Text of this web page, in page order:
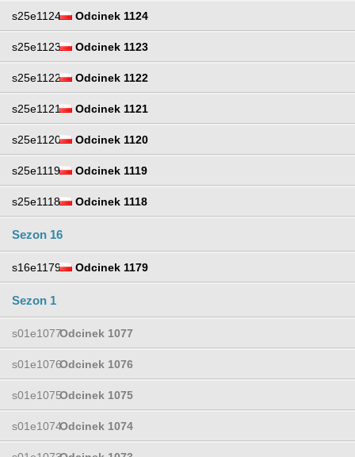
s25e1124 Odcinek 1124
s25e1123 Odcinek 1123
s25e1122 Odcinek 1122
s25e1121 Odcinek 1121
s25e1120 Odcinek 1120
s25e1119 Odcinek 1119
s25e1118 Odcinek 1118
Sezon 16
s16e1179 Odcinek 1179
Sezon 1
s01e1077Odcinek 1077
s01e1076Odcinek 1076
s01e1075Odcinek 1075
s01e1074Odcinek 1074